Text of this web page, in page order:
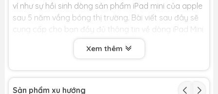
ví như sự hồi sinh dòng sản phẩm iPad mini của apple
sau 5 năm vắng bóng thị trường. Bài viết sau đây sẽ
cung cấp cho bạn đầy đủ thông tin về dòng iPad Mini
iPad Mini 5
Xem thêm
Sản phẩm xu hướng